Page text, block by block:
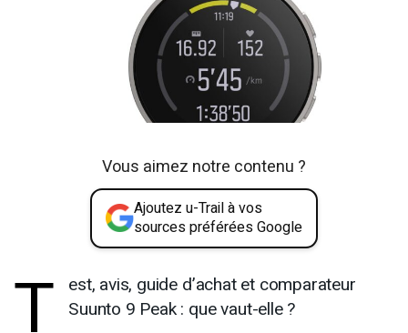
Vous aimez notre contenu ?
Ajoutez u-Trail à vos
sources préférées Google
T
est, avis, guide d’achat et comparateur
Suunto 9 Peak : que vaut-elle ?